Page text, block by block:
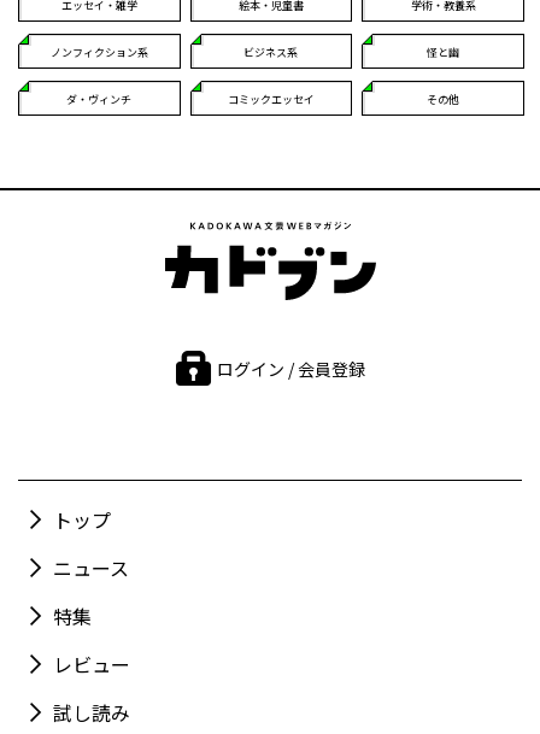
エッセイ・雑学 絵本・児童書 学術・教養系
ノンフィクション系 ビジネス系 怪と幽
ダ・ヴィンチ コミックエッセイ その他
ログイン / 会員登録
トップ
ニュース
特集
レビュー
試し読み